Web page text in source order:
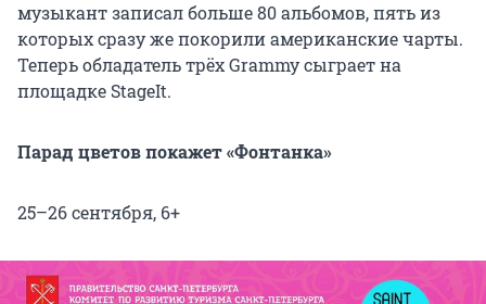
музыкант записал больше 80 альбомов, пять из
которых сразу же покорили американские чарты.
Теперь обладатель трёх Grammy сыграет на
площадке StageIt.
Парад цветов покажет «Фонтанка»
25–26 сентября, 6+